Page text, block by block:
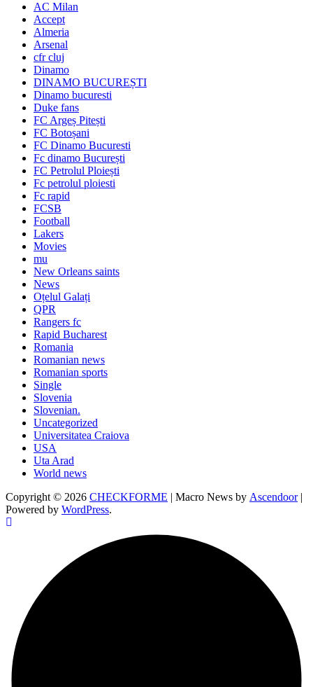
AC Milan
Accept
Almeria
Arsenal
cfr cluj
Dinamo
DINAMO BUCUREȘTI
Dinamo bucuresti
Duke fans
FC Argeș Pitești
FC Botoșani
FC Dinamo Bucuresti
Fc dinamo București
FC Petrolul Ploiești
Fc petrolul ploiesti
Fc rapid
FCSB
Football
Lakers
Movies
mu
New Orleans saints
News
Oțelul Galați
QPR
Rangers fc
Rapid Bucharest
Romania
Romanian news
Romanian sports
Single
Slovenia
Slovenian.
Uncategorized
Universitatea Craiova
USA
Uta Arad
World news
Copyright © 2026 CHECKFORME | Macro News by Ascendoor|
Powered by WordPress.